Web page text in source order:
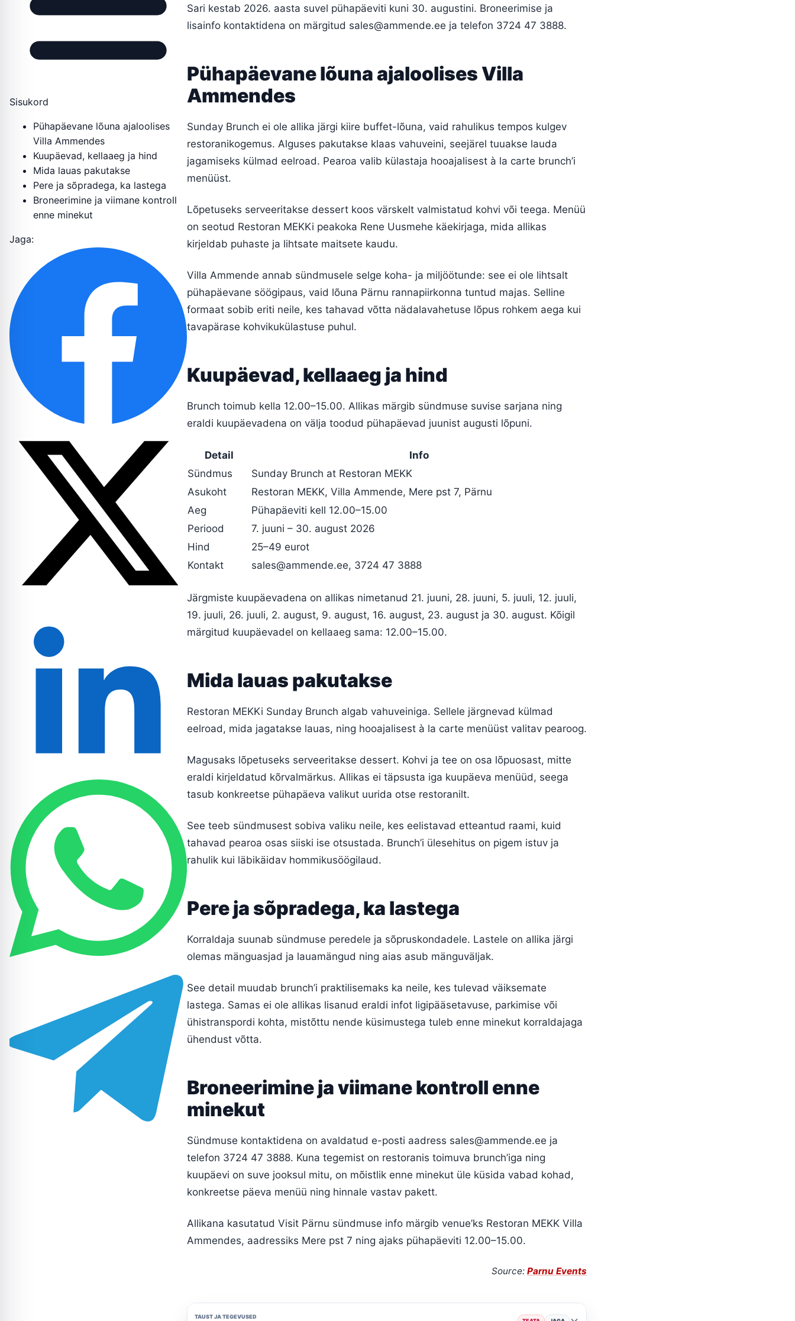
Sisukord
Pühapäevane lõuna ajaloolises
Villa Ammendes
Kuupäevad, kellaaeg ja hind
Mida lauas pakutakse
Pere ja sõpradega, ka lastega
Broneerimine ja viimane kontroll
enne minekut
Jaga:
Sari kestab 2026. aasta suvel pühapäeviti kuni 30. augustini. Broneerimise ja
lisainfo kontaktidena on märgitud sales@ammende.ee ja telefon 3724 47 3888.
Pühapäevane lõuna ajaloolises Villa
Ammendes
Sunday Brunch ei ole allika järgi kiire buffet-lõuna, vaid rahulikus tempos kulgev
restoranikogemus. Alguses pakutakse klaas vahuveini, seejärel tuuakse lauda
jagamiseks külmad eelroad. Pearoa valib külastaja hooajalisest à la carte brunch’i
menüüst.
Lõpetuseks serveeritakse dessert koos värskelt valmistatud kohvi või teega. Menüü
on seotud Restoran MEKKi peakoka Rene Uusmehe käekirjaga, mida allikas
kirjeldab puhaste ja lihtsate maitsete kaudu.
Villa Ammende annab sündmusele selge koha- ja miljöötunde: see ei ole lihtsalt
pühapäevane söögipaus, vaid lõuna Pärnu rannapiirkonna tuntud majas. Selline
formaat sobib eriti neile, kes tahavad võtta nädalavahetuse lõpus rohkem aega kui
tavapärase kohvikukülastuse puhul.
Kuupäevad, kellaaeg ja hind
Brunch toimub kella 12.00–15.00. Allikas märgib sündmuse suvise sarjana ning
eraldi kuupäevadena on välja toodud pühapäevad juunist augusti lõpuni.
Detail
Info
Sündmus
Sunday Brunch at Restoran MEKK
Asukoht
Restoran MEKK, Villa Ammende, Mere pst 7, Pärnu
Aeg
Pühapäeviti kell 12.00–15.00
Periood
7. juuni – 30. august 2026
Hind
25–49 eurot
Kontakt
sales@ammende.ee, 3724 47 3888
Järgmiste kuupäevadena on allikas nimetanud 21. juuni, 28. juuni, 5. juuli, 12. juuli,
19. juuli, 26. juuli, 2. august, 9. august, 16. august, 23. august ja 30. august. Kõigil
märgitud kuupäevadel on kellaaeg sama: 12.00–15.00.
Mida lauas pakutakse
Restoran MEKKi Sunday Brunch algab vahuveiniga. Sellele järgnevad külmad
eelroad, mida jagatakse lauas, ning hooajalisest à la carte menüüst valitav pearoog.
Magusaks lõpetuseks serveeritakse dessert. Kohvi ja tee on osa lõpuosast, mitte
eraldi kirjeldatud kõrvalmärkus. Allikas ei täpsusta iga kuupäeva menüüd, seega
tasub konkreetse pühapäeva valikut uurida otse restoranilt.
See teeb sündmusest sobiva valiku neile, kes eelistavad etteantud raami, kuid
tahavad pearoa osas siiski ise otsustada. Brunch’i ülesehitus on pigem istuv ja
rahulik kui läbikäidav hommikusöögilaud.
Pere ja sõpradega, ka lastega
Korraldaja suunab sündmuse peredele ja sõpruskondadele. Lastele on allika järgi
olemas mänguasjad ja lauamängud ning aias asub mänguväljak.
See detail muudab brunch’i praktilisemaks ka neile, kes tulevad väiksemate
lastega. Samas ei ole allikas lisanud eraldi infot ligipääsetavuse, parkimise või
ühistranspordi kohta, mistõttu nende küsimustega tuleb enne minekut korraldajaga
ühendust võtta.
Broneerimine ja viimane kontroll enne
minekut
Sündmuse kontaktidena on avaldatud e-posti aadress sales@ammende.ee ja
telefon 3724 47 3888. Kuna tegemist on restoranis toimuva brunch’iga ning
kuupäevi on suve jooksul mitu, on mõistlik enne minekut üle küsida vabad kohad,
konkreetse päeva menüü ning hinnale vastav pakett.
Allikana kasutatud Visit Pärnu sündmuse info märgib venue’ks Restoran MEKK Villa
Ammendes, aadressiks Mere pst 7 ning ajaks pühapäeviti 12.00–15.00.
Source: Parnu Events
TAUST JA TEGEVUSED